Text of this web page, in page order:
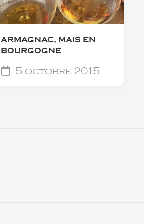
ARMAGNAC, MAIS EN
BOURGOGNE
5 octobre 2015